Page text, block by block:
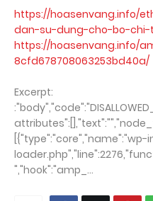
https://hoasenvang.info/
dan-su-dung-cho-bo-
https://hoasenvang.info/
8cfd678708063253bd40a/
Excerpt:
","hook":"amp_...